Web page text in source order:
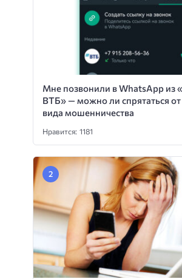
Мне позвонили в WhatsApp из
ВТБ» — можно ли спрятаться
вида мошенничества
Нравится: 1181